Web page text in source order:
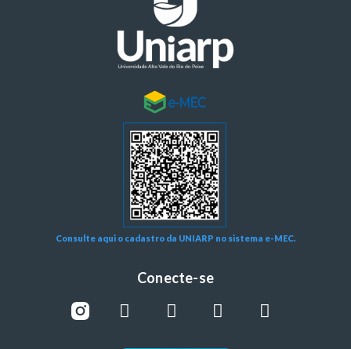
Consulte aqui o cadastro da UNIARP no sistema e-MEC.
Conecte-se